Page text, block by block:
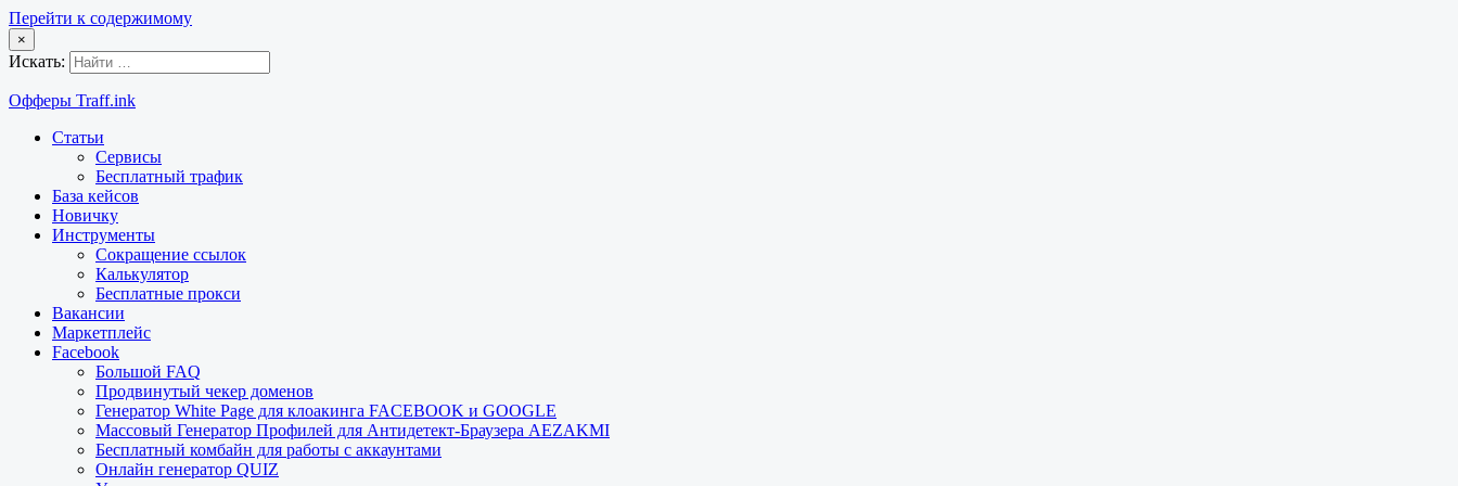
Перейти к содержимому
×
Искать:
Офферы Traff.ink
Статьи
Сервисы
Бесплатный трафик
База кейсов
Новичку
Инструменты
Сокращение ссылок
Калькулятор
Бесплатные прокси
Вакансии
Маркетплейс
Facebook
Большой FAQ
Продвинутый чекер доменов
Генератор White Page для клоакинга FACEBOOK и GOOGLE
Массовый Генератор Профилей для Антидетект-Браузера AEZAKMI
Бесплатный комбайн для работы с аккаунтами
Онлайн генератор QUIZ